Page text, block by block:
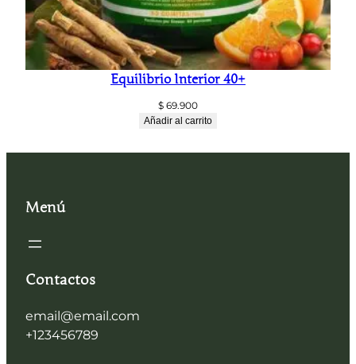
Equilibrio Interior 40+
$ 69.900
Añadir al carrito
Menú
Contactos
email@email.com
+123456789